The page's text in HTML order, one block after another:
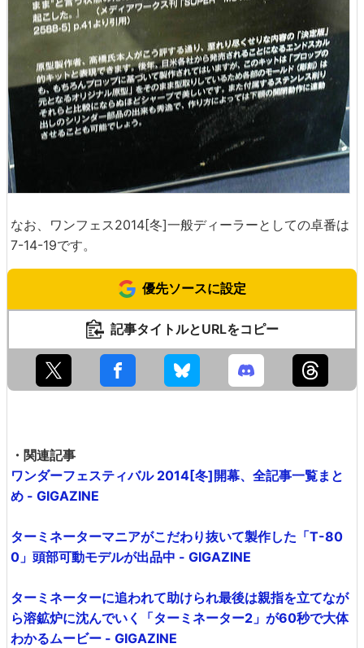
なお、ワンフェス2014[冬]一般ディーラーとしての卓番は
7-14-19です。
優先ソースに設定
記事タイトルとURLをコピー
・関連記事
ワンダーフェスティバル 2014[冬]開幕、全記事一覧まと
め - GIGAZINE
ターミネーターマニアがこだわり抜いて製作した「T-80
0」頭部可動モデルが出品中 - GIGAZINE
ターミネーターに追われて助けられ最後は親指を立てなが
ら溶鉱炉に沈んでいく「ターミネーター2」が60秒で大体
わかるムービー - GIGAZINE